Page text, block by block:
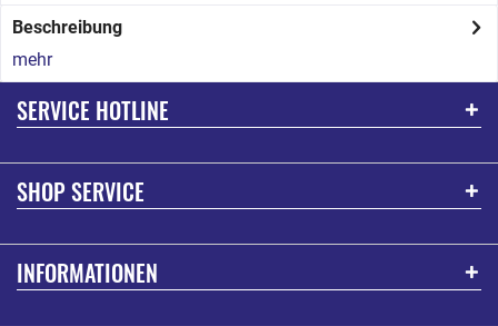
Beschreibung
mehr
SERVICE HOTLINE
SHOP SERVICE
INFORMATIONEN